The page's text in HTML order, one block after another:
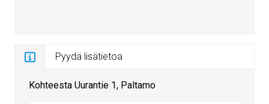
Pyydä lisätietoa
Kohteesta Uurantie 1, Paltamo